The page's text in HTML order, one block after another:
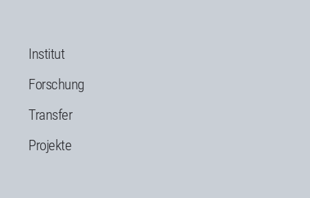
Institut
Forschung
Transfer
Projekte